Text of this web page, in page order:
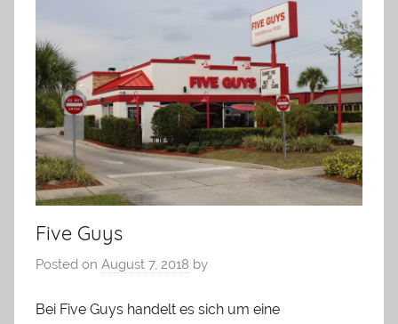
Five Guys
Posted on August 7, 2018 by
Bei Five Guys handelt es sich um eine